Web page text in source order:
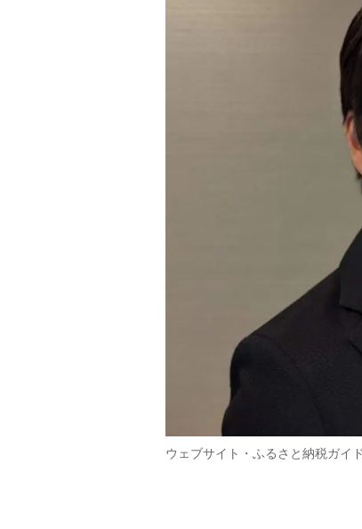
ウェブサイト・ふるさと納税ガイ